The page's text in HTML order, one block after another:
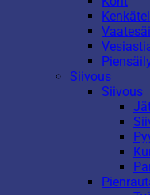
Siivous
Siivous